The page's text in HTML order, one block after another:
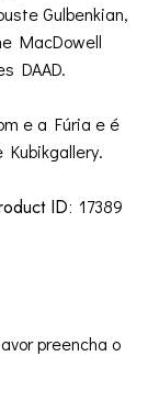
Gulbenkian,
MacDowell
DAAD.
e a Fúria e é
ID: 17389
preencha o